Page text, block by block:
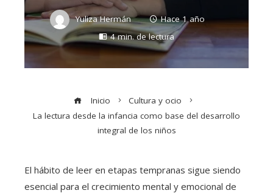
Yuliza Hermán
Hace 1 año
4 min. de lectura
Inicio
Cultura y ocio
La lectura desde la infancia como base del desarrollo
integral de los niños
El hábito de leer en etapas tempranas sigue siendo
esencial para el crecimiento mental y emocional de